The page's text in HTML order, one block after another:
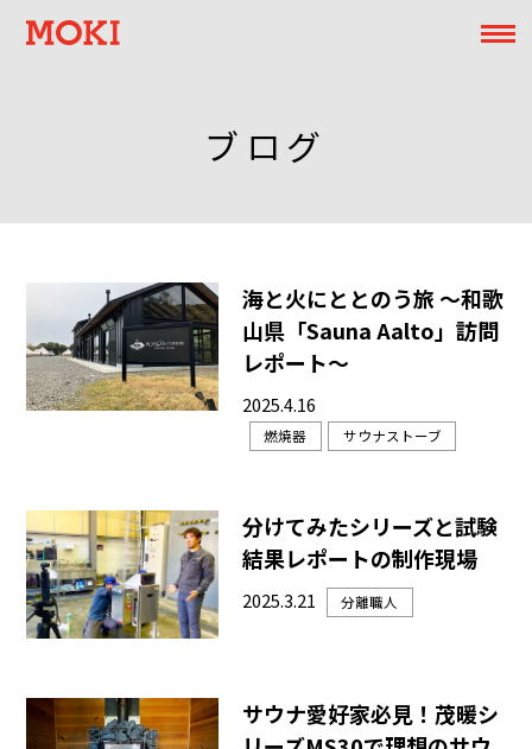
ブログ
海と火にととのう旅 〜和歌
山県「Sauna Aalto」訪問
レポート〜
2025.4.16
燃焼器 サウナストーブ
分けてみたシリーズと試験
結果レポートの制作現場
2025.3.21 分離職人
サウナ愛好家必見！茂暖シ